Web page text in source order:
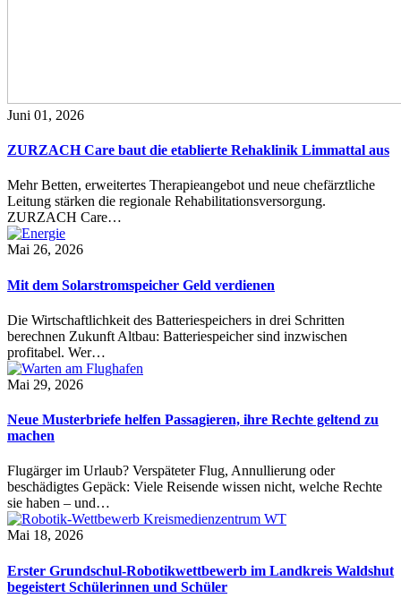
Juni 01, 2026
ZURZACH Care baut die etablierte Rehaklinik Limmattal aus
Mehr Betten, erweitertes Therapieangebot und neue chefärztliche
Leitung stärken die regionale Rehabilitationsversorgung.
ZURZACH Care…
Mai 26, 2026
Mit dem Solarstromspeicher Geld verdienen
Die Wirtschaftlichkeit des Batteriespeichers in drei Schritten
berechnen Zukunft Altbau: Batteriespeicher sind inzwischen
profitabel. Wer…
Mai 29, 2026
Neue Musterbriefe helfen Passagieren, ihre Rechte geltend zu
machen
Flugärger im Urlaub? Verspäteter Flug, Annullierung oder
beschädigtes Gepäck: Viele Reisende wissen nicht, welche Rechte
sie haben – und…
Mai 18, 2026
Erster Grundschul-Robotikwettbewerb im Landkreis Waldshut
begeistert Schülerinnen und Schüler